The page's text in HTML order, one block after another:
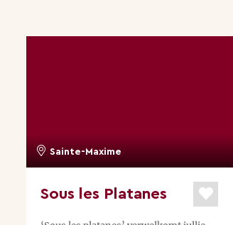
Sainte-Maxime
Sous les Platanes